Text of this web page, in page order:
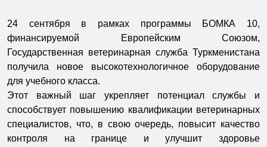
24 сентября в рамках программы БОМКА 10,
финансируемой Европейским Союзом,
Государственная ветеринарная служба Туркменистана
получила новое высокотехнологичное оборудование
для учебного класса.
Этот важный шаг укрепляет потенциал службы и
способствует повышению квалификации ветеринарных
специалистов, что, в свою очередь, повысит качество
контроля на границе и улучшит здоровье